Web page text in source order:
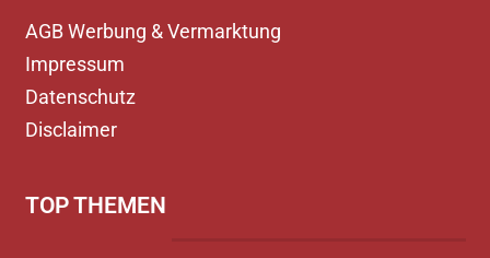
AGB Werbung & Vermarktung
Impressum
Datenschutz
Disclaimer
TOP THEMEN